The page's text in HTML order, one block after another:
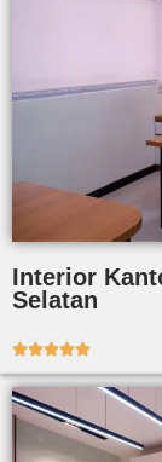
Interior
Selatan
